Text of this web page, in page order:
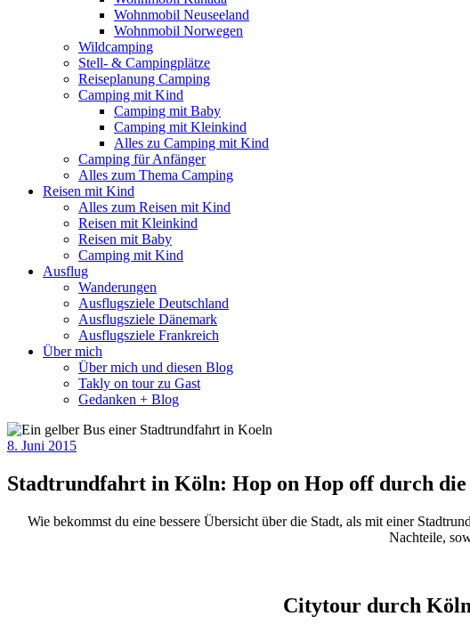
Wohnmobil Neuseeland
Wohnmobil Norwegen
Wildcamping
Stell- & Campingplätze
Reiseplanung Camping
Camping mit Kind
Camping mit Baby
Camping mit Kleinkind
Alles zu Camping mit Kind
Camping für Anfänger
Alles zum Thema Camping
Reisen mit Kind
Alles zum Reisen mit Kind
Reisen mit Kleinkind
Reisen mit Baby
Camping mit Kind
Ausflug
Wanderungen
Ausflugsziele Deutschland
Ausflugsziele Dänemark
Ausflugsziele Frankreich
Über mich
Über mich und diesen Blog
Takly on tour zu Gast
Gedanken + Blog
8. Juni 2015
Stadtrundfahrt in Köln: Hop on Hop off durch die
Wie bekommst du eine bessere Übersicht über die Stadt, als mit einer
Nachteile,
Citytour durch